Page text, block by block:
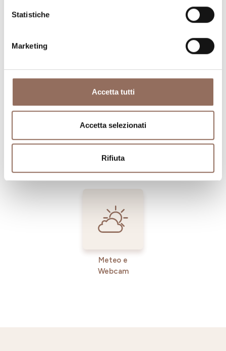
Statistiche
Marketing
Accetta tutti
Accetta selezionati
Rifiuta
Incoming
Meteo e
Webcam